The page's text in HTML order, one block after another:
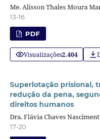
Me. Alisson Thales Moura
13-16
PDF
Visualizações2.404
Superlotação prisional,
redução da pena,
direitos humanos
Dra. Flávia Chaves
17-20